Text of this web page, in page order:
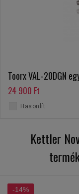
Toorx VAL-20DGN
24 900 Ft
Hasonlít
Kettler
-14%